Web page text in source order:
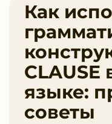
Как
CLAUSE
языке:
советы